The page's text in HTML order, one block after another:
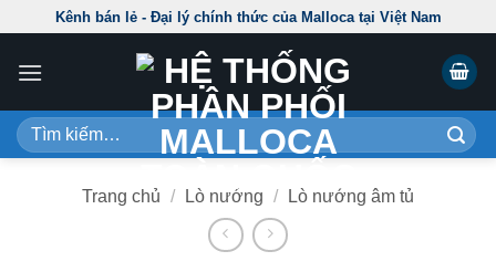
content
Kênh bán lẻ - Đại lý chính thức của Malloca tại Việt Nam
Tìm
kiếm:
Trang chủ / Lò nướng / Lò nướng âm tủ